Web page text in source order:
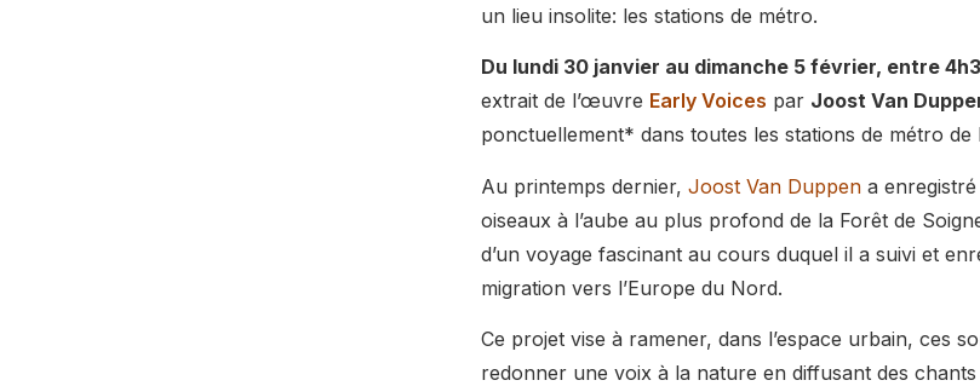
un lieu insolite: les stations de métro.
Du lundi 30 janvier au dimanche 5 février, entre
extrait de l’œuvre Early Voices par Joost Van
ponctuellement* dans toutes les stations de métro de
Au printemps dernier, Joost Van Duppen a
oiseaux à l’aube au plus profond de la Forêt de
d’un voyage fascinant au cours duquel il a suivi et
migration vers l’Europe du Nord.
Ce projet vise à ramener, dans l’espace urbain, ces
redonner une voix à la nature en diffusant des chants